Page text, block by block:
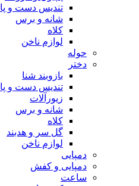
تندیس دست و پا
شانه و برس
کلاه
لوازم ناخن
حوله
دختر
بازوبند شنا
تندیس دست و پا
زیورآلات
شانه و برس
کلاه
گل سر و هدبند
لوازم ناخن
دمپایی
دمپایی و کفش
ساعت